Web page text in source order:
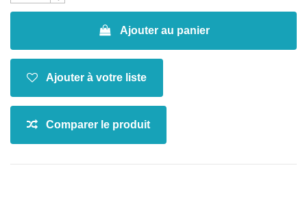
Ajouter au panier